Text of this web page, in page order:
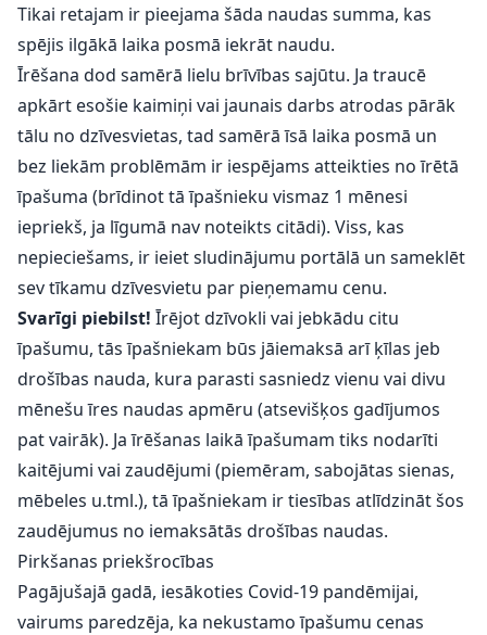
Tikai retajam ir pieejama šāda naudas summa, kas
spējis ilgākā laika posmā iekrāt naudu.
Īrēšana dod samērā lielu brīvības sajūtu. Ja traucē
apkārt esošie kaimiņi vai jaunais darbs atrodas pārāk
tālu no dzīvesvietas, tad samērā īsā laika posmā un
bez liekām problēmām ir iespējams atteikties no īrētā
īpašuma (brīdinot tā īpašnieku vismaz 1 mēnesi
iepriekš, ja līgumā nav noteikts citādi). Viss, kas
nepieciešams, ir ieiet sludinājumu portālā un sameklēt
sev tīkamu dzīvesvietu par pieņemamu cenu.
Svarīgi piebilst! Īrējot dzīvokli vai jebkādu citu
īpašumu, tās īpašniekam būs jāiemaksā arī ķīlas jeb
drošības nauda, kura parasti sasniedz vienu vai divu
mēnešu īres naudas apmēru (atsevišķos gadījumos
pat vairāk). Ja īrēšanas laikā īpašumam tiks nodarīti
kaitējumi vai zaudējumi (piemēram, sabojātas sienas,
mēbeles u.tml.), tā īpašniekam ir tiesības atlīdzināt šos
zaudējumus no iemaksātās drošības naudas.
Pirkšanas priekšrocības
Pagājušajā gadā, iesākoties Covid-19 pandēmijai,
vairums paredzēja, ka nekustamo īpašumu cenas